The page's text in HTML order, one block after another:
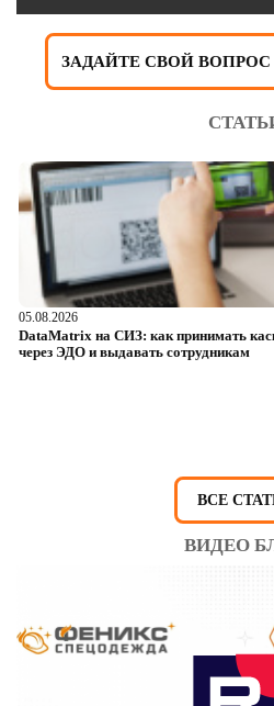
ЗАДАЙТЕ СВОЙ ВОПРОС
05.08.2026
DataMatrix на СИЗ: как принимать
через ЭДО и выдавать сотрудникам
ВСЕ
ВИДЕО